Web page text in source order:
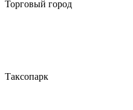
Торговый город
Таксопарк